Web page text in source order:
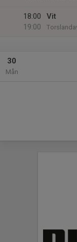
18:00
19:00
Vit
30
Mån